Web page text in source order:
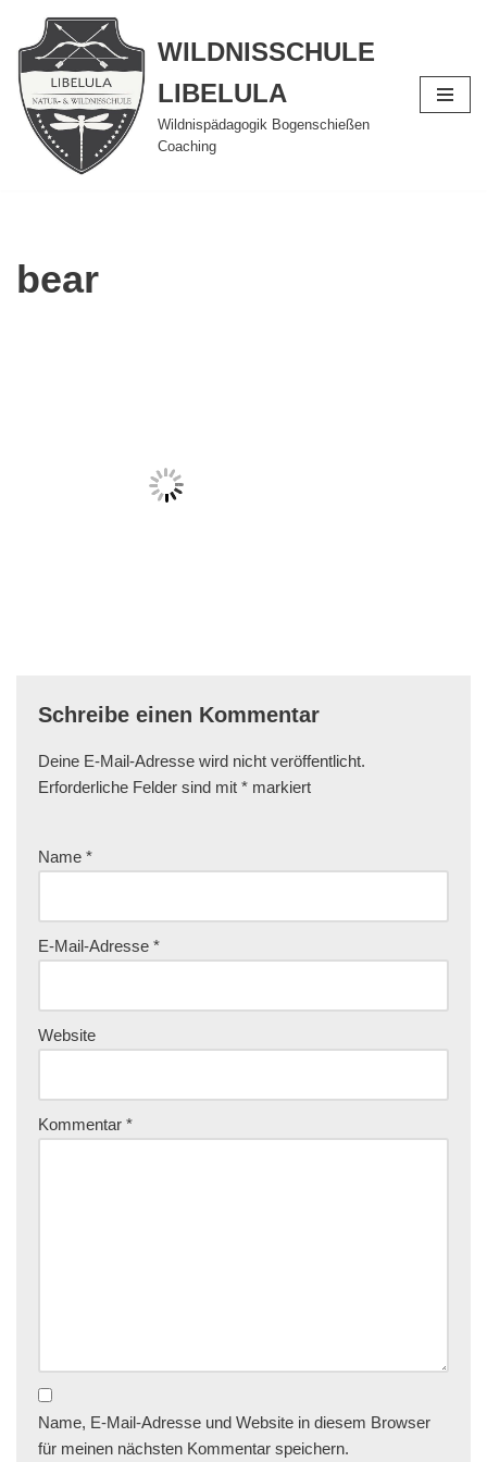
Zum
Inhalt
springen
WILDNISSCHULE
LIBELULA
Wildnispädagogik Bogenschießen
Coaching
bear
Schreibe einen Kommentar
Deine E-Mail-Adresse wird nicht veröffentlicht.
Erforderliche Felder sind mit * markiert
Name *
E-Mail-Adresse *
Website
Kommentar *
Name, E-Mail-Adresse und Website in diesem Browser
für meinen nächsten Kommentar speichern.